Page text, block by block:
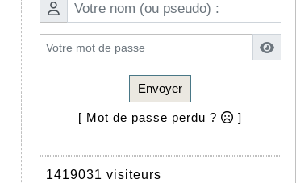
Envoyer
[ Mot de passe perdu ? ]
1419031 visiteurs